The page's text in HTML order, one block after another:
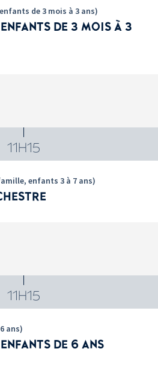
de 3 mois à 3 ans)
DE 3 MOIS À 3
11H15
enfants 3 à 7 ans)
11H15
ans)
DE 6 ANS